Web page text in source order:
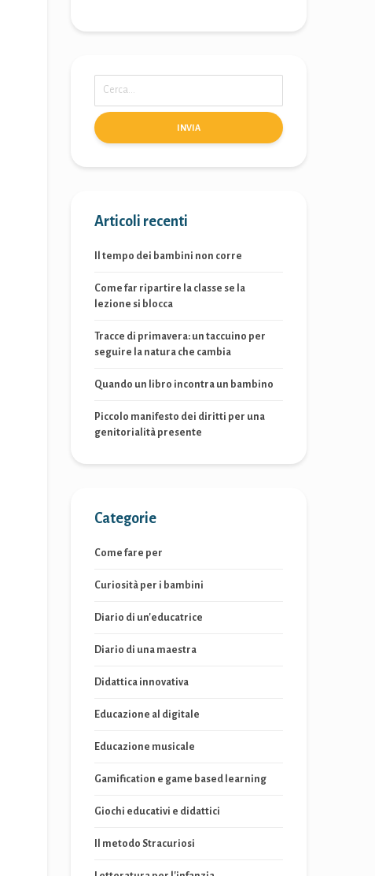
INVIA
Articoli recenti
Il tempo dei bambini non corre
Come far ripartire la classe se la
lezione si blocca
Tracce di primavera: un taccuino per
seguire la natura che cambia
Quando un libro incontra un bambino
Piccolo manifesto dei diritti per una
genitorialità presente
Categorie
Come fare per
Curiosità per i bambini
Diario di un'educatrice
Diario di una maestra
Didattica innovativa
Educazione al digitale
Educazione musicale
Gamification e game based learning
Giochi educativi e didattici
Il metodo Stracuriosi